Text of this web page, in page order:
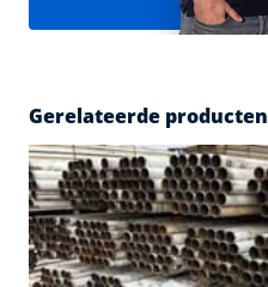
Gerelateerde producten